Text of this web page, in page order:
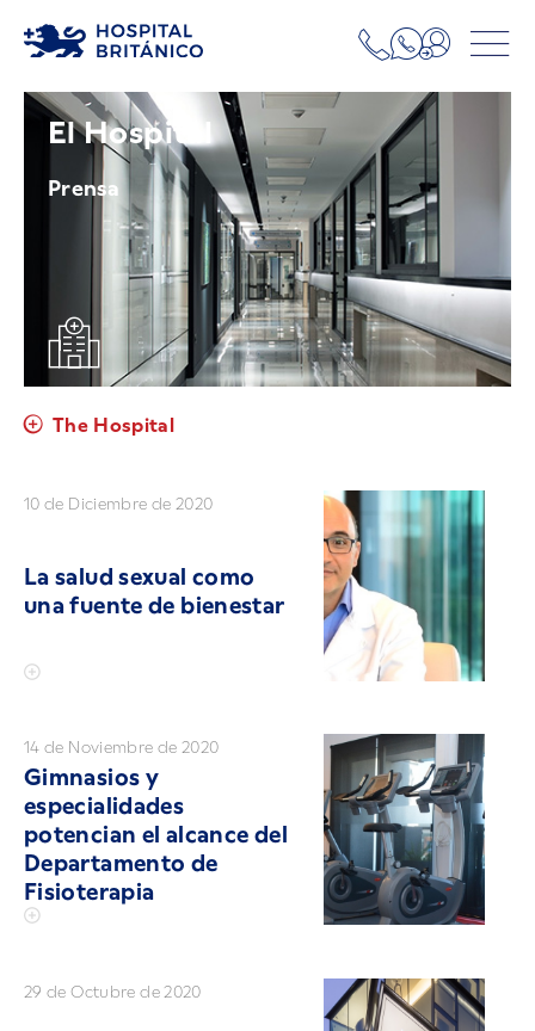
El Hospital
Prensa
The Hospital
10 de Diciembre de 2020
La salud sexual como
una fuente de bienestar
14 de Noviembre de 2020
Gimnasios y
especialidades
potencian el alcance del
Departamento de
Fisioterapia
29 de Octubre de 2020